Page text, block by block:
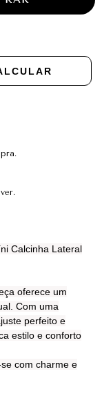
Calcinha Lateral
oferece um
Com uma
perfeito e
estilo e conforto
com charme e